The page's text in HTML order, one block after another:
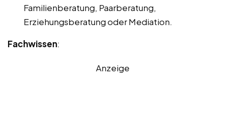
Familienberatung, Paarberatung,
Erziehungsberatung oder Mediation.
Fachwissen:
Anzeige